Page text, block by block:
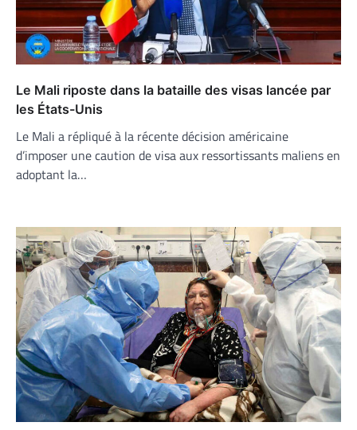
Le Mali riposte dans la bataille des visas lancée par
les États-Unis
Le Mali a répliqué à la récente décision américaine
d’imposer une caution de visa aux ressortissants maliens en
adoptant la…